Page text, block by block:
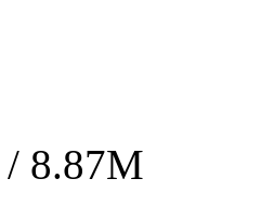
8.87M